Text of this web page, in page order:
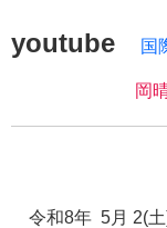
youtube 国
岡
令和8年 5月 2(